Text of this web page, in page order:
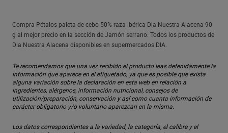
Compra Pétalos paleta de cebo 50% raza ibérica Dia Nuestra Alacena 90
g al mejor precio en la sección de Jamón serrano. Todos los productos de
Dia Nuestra Alacena disponibles en supermercados DIA.
Te recomendamos que una vez recibido el producto leas detenidamente la
información que aparece en el etiquetado, ya que es posible que exista
alguna variación sobre la declaración en esta web en relación a
ingredientes, alérgenos, información nutricional, consejos de
utilización/preparación, conservación y así como cuanta información de
carácter obligatorio y/o voluntario aparezcan en la misma.
Los datos correspondientes a la variedad, la categoría, el calibre y el